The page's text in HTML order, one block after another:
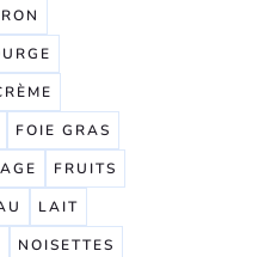
FOIE GRAS
FRUITS
LAIT
NOISETTES